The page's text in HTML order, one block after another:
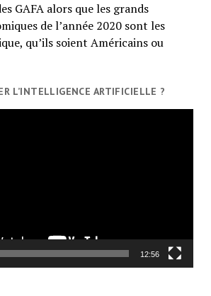
GAFA alors que les grands
de l’année 2020 sont les
qu’ils soient Américains ou
L’INTELLIGENCE ARTIFICIELLE ?
12:56